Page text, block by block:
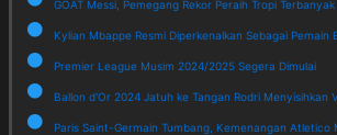
GOAT Messi, Pemegang Rekor Peraih Tropi Terbanyak
Kylian Mbappe Resmi Diperkenalkan Sebagai Pemain
Premier League Musim 2024/2025 Segera Dimulai
Ballon d'Or 2024 Jatuh ke Tangan Rodri Menyisihkan
Paris Saint-Germain Tumbang, Kemenangan Atletico